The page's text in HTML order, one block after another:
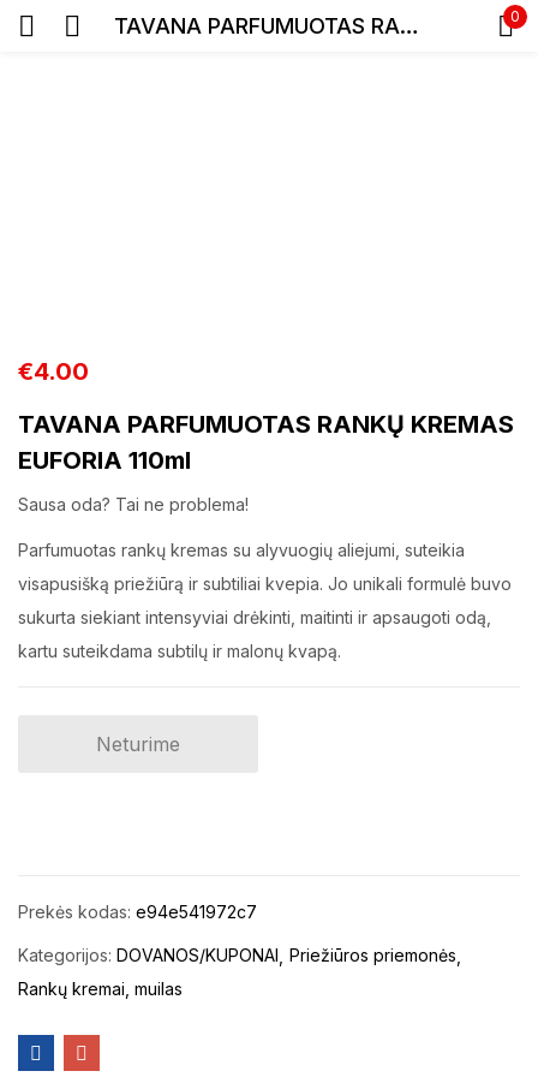
TAVANA PARFUMUOTAS RANKŲ KREMAS EUFORIA 110ml 0
€4.00
TAVANA PARFUMUOTAS RANKŲ KREMAS
EUFORIA 110ml
Sausa oda? Tai ne problema!
Parfumuotas rankų kremas su alyvuogių aliejumi, suteikia
visapusišką priežiūrą ir subtiliai kvepia. Jo unikali formulė buvo
sukurta siekiant intensyviai drėkinti, maitinti ir apsaugoti odą,
kartu suteikdama subtilų ir malonų kvapą.
Neturime
Prekės kodas: e94e541972c7
Kategorijos: DOVANOS/KUPONAI Priežiūros priemonės
Rankų kremai, muilas